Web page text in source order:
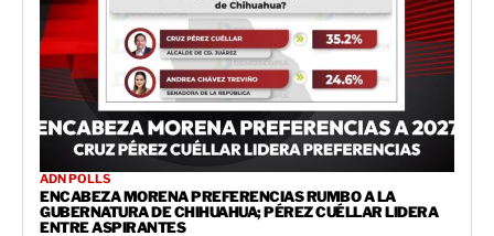
ADN POLLS
ENCABEZA MORENA PREFERENCIAS RUMBO A LA
GUBERNATURA DE CHIHUAHUA; PÉREZ CUÉLLAR LIDERA
ENTRE ASPIRANTES